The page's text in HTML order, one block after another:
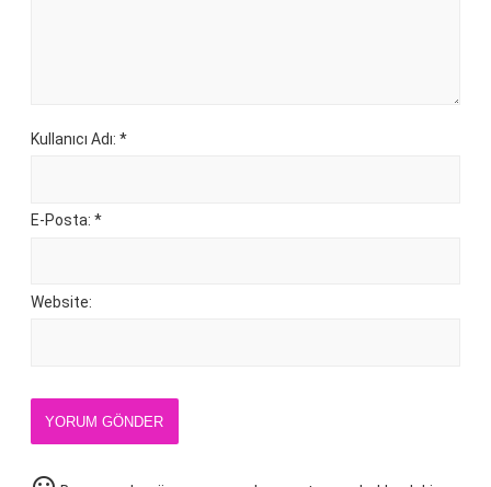
Kullanıcı Adı: *
E-Posta: *
Website:
YORUM GÖNDER